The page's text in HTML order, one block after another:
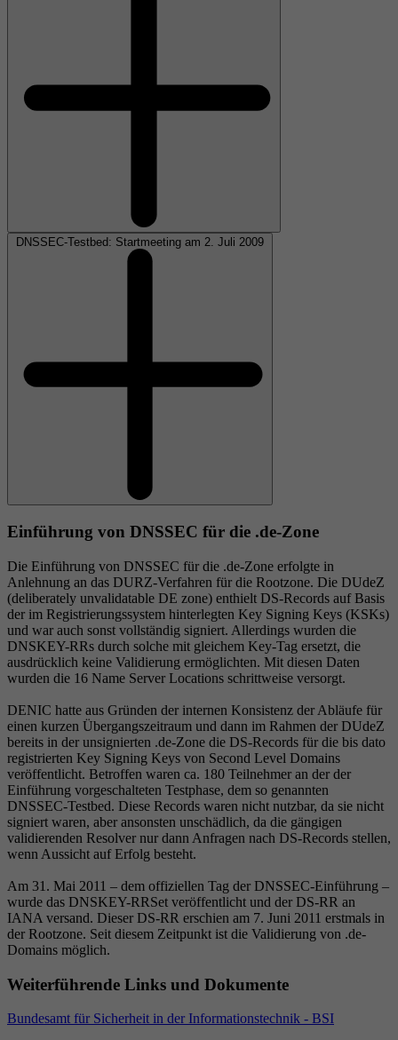
DNSSEC-Testbed: Startmeeting am 2. Juli 2009
Einführung von DNSSEC für die .de-Zone
Die Einführung von DNSSEC für die .de-Zone erfolgte in
Anlehnung an das DURZ-Verfahren für die Rootzone. Die DUdeZ
(deliberately unvalidatable DE zone) enthielt DS-Records auf Basis
der im Registrierungssystem hinterlegten Key Signing Keys (KSKs)
und war auch sonst vollständig signiert. Allerdings wurden die
DNSKEY-RRs durch solche mit gleichem Key-Tag ersetzt, die
ausdrücklich keine Validierung ermöglichten. Mit diesen Daten
wurden die 16 Name Server Locations schrittweise versorgt.
DENIC hatte aus Gründen der internen Konsistenz der Abläufe für
einen kurzen Übergangszeitraum und dann im Rahmen der DUdeZ
bereits in der unsignierten .de-Zone die DS-Records für die bis dato
registrierten Key Signing Keys von Second Level Domains
veröffentlicht. Betroffen waren ca. 180 Teilnehmer an der der
Einführung vorgeschalteten Testphase, dem so genannten
DNSSEC-Testbed. Diese Records waren nicht nutzbar, da sie nicht
signiert waren, aber ansonsten unschädlich, da die gängigen
validierenden Resolver nur dann Anfragen nach DS-Records stellen,
wenn Aussicht auf Erfolg besteht.
Am 31. Mai 2011 – dem offiziellen Tag der DNSSEC-Einführung –
wurde das DNSKEY-RRSet veröffentlicht und der DS-RR an
IANA versand. Dieser DS-RR erschien am 7. Juni 2011 erstmals in
der Rootzone. Seit diesem Zeitpunkt ist die Validierung von .de-
Domains möglich.
Weiterführende Links und Dokumente
Bundesamt für Sicherheit in der Informationstechnik - BSI